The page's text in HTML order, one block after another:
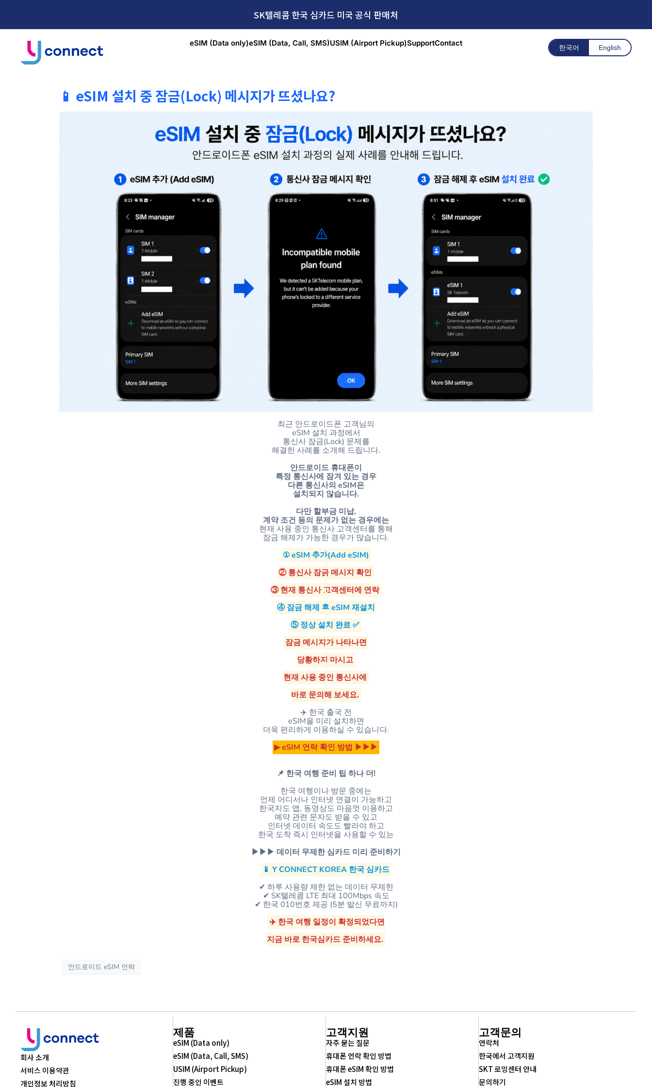
SK텔레콤 한국 심카드 미국 공식 판매처
eSIM (Data only)eSIM (Data, Call, SMS)USIM (Airport Pickup)SupportContact 한국어 English
📱 eSIM 설치 중 잠금(Lock) 메시지가 뜨셨나요?
최근 안드로이드폰 고객님의
eSIM 설치 과정에서
통신사 잠금(Lock) 문제를
해결한 사례를 소개해 드립니다.
안드로이드 휴대폰이
특정 통신사에 잠겨 있는 경우
다른 통신사의 eSIM은
설치되지 않습니다.
다만 할부금 미납,
계약 조건 등의 문제가 없는 경우에는
현재 사용 중인 통신사 고객센터를 통해
잠금 해제가 가능한 경우가 많습니다.
① eSIM 추가(Add eSIM)
② 통신사 잠금 메시지 확인
③ 현재 통신사 고객센터에 연락
④ 잠금 해제 후 eSIM 재설치
⑤ 정상 설치 완료 ✅
잠금 메시지가 나타나면
당황하지 마시고
현재 사용 중인 통신사에
바로 문의해 보세요.
✈️ 한국 출국 전
eSIM을 미리 설치하면
더욱 편리하게 이용하실 수 있습니다.
▶ eSIM 언락 확인 방법 ▶▶▶
📌 한국 여행 준비 팁 하나 더!
한국 여행이나 방문 중에는
언제 어디서나 인터넷 연결이 가능하고
한국지도 앱, 동영상도 마음껏 이용하고
예약 관련 문자도 받을 수 있고
인터넷 데이터 속도도 빨라야 하고
한국 도착 즉시 인터넷을 사용할 수 있는
▶▶▶ 데이터 무제한 심카드 미리 준비하기
📱 Y CONNECT KOREA 한국 심카드
✔ 하루 사용량 제한 없는 데이터 무제한
✔ SK텔레콤 LTE 최대 100Mbps 속도
✔ 한국 010번호 제공 (5분 발신 무료까지)
✈️ 한국 여행 일정이 확정되었다면
지금 바로 한국심카드 준비하세요.
안드로이드 eSIM 언락
회사 소개
서비스 이용약관
개인정보 처리방침
제품
eSIM (Data only)
eSIM (Data, Call, SMS)
USIM (Airport Pickup)
진행 중인 이벤트
고객지원
자주 묻는 질문
휴대폰 언락 확인 방법
휴대폰 eSIM 확인 방법
eSIM 설치 방법
고객문의
연락처
한국에서 고객지원
SKT 로밍센터 안내
문의하기